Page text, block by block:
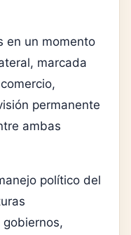
en un momento
marcada
permanente
ambas
político del